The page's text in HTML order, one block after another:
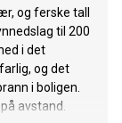
og ferske tall
til 200
i det
og det
i boligen.
avstand.